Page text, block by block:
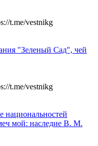
t.me/vestnikg
"Зеленый Сад", чей
t.me/vestnikg
национальностей
мой: наследие В. М.